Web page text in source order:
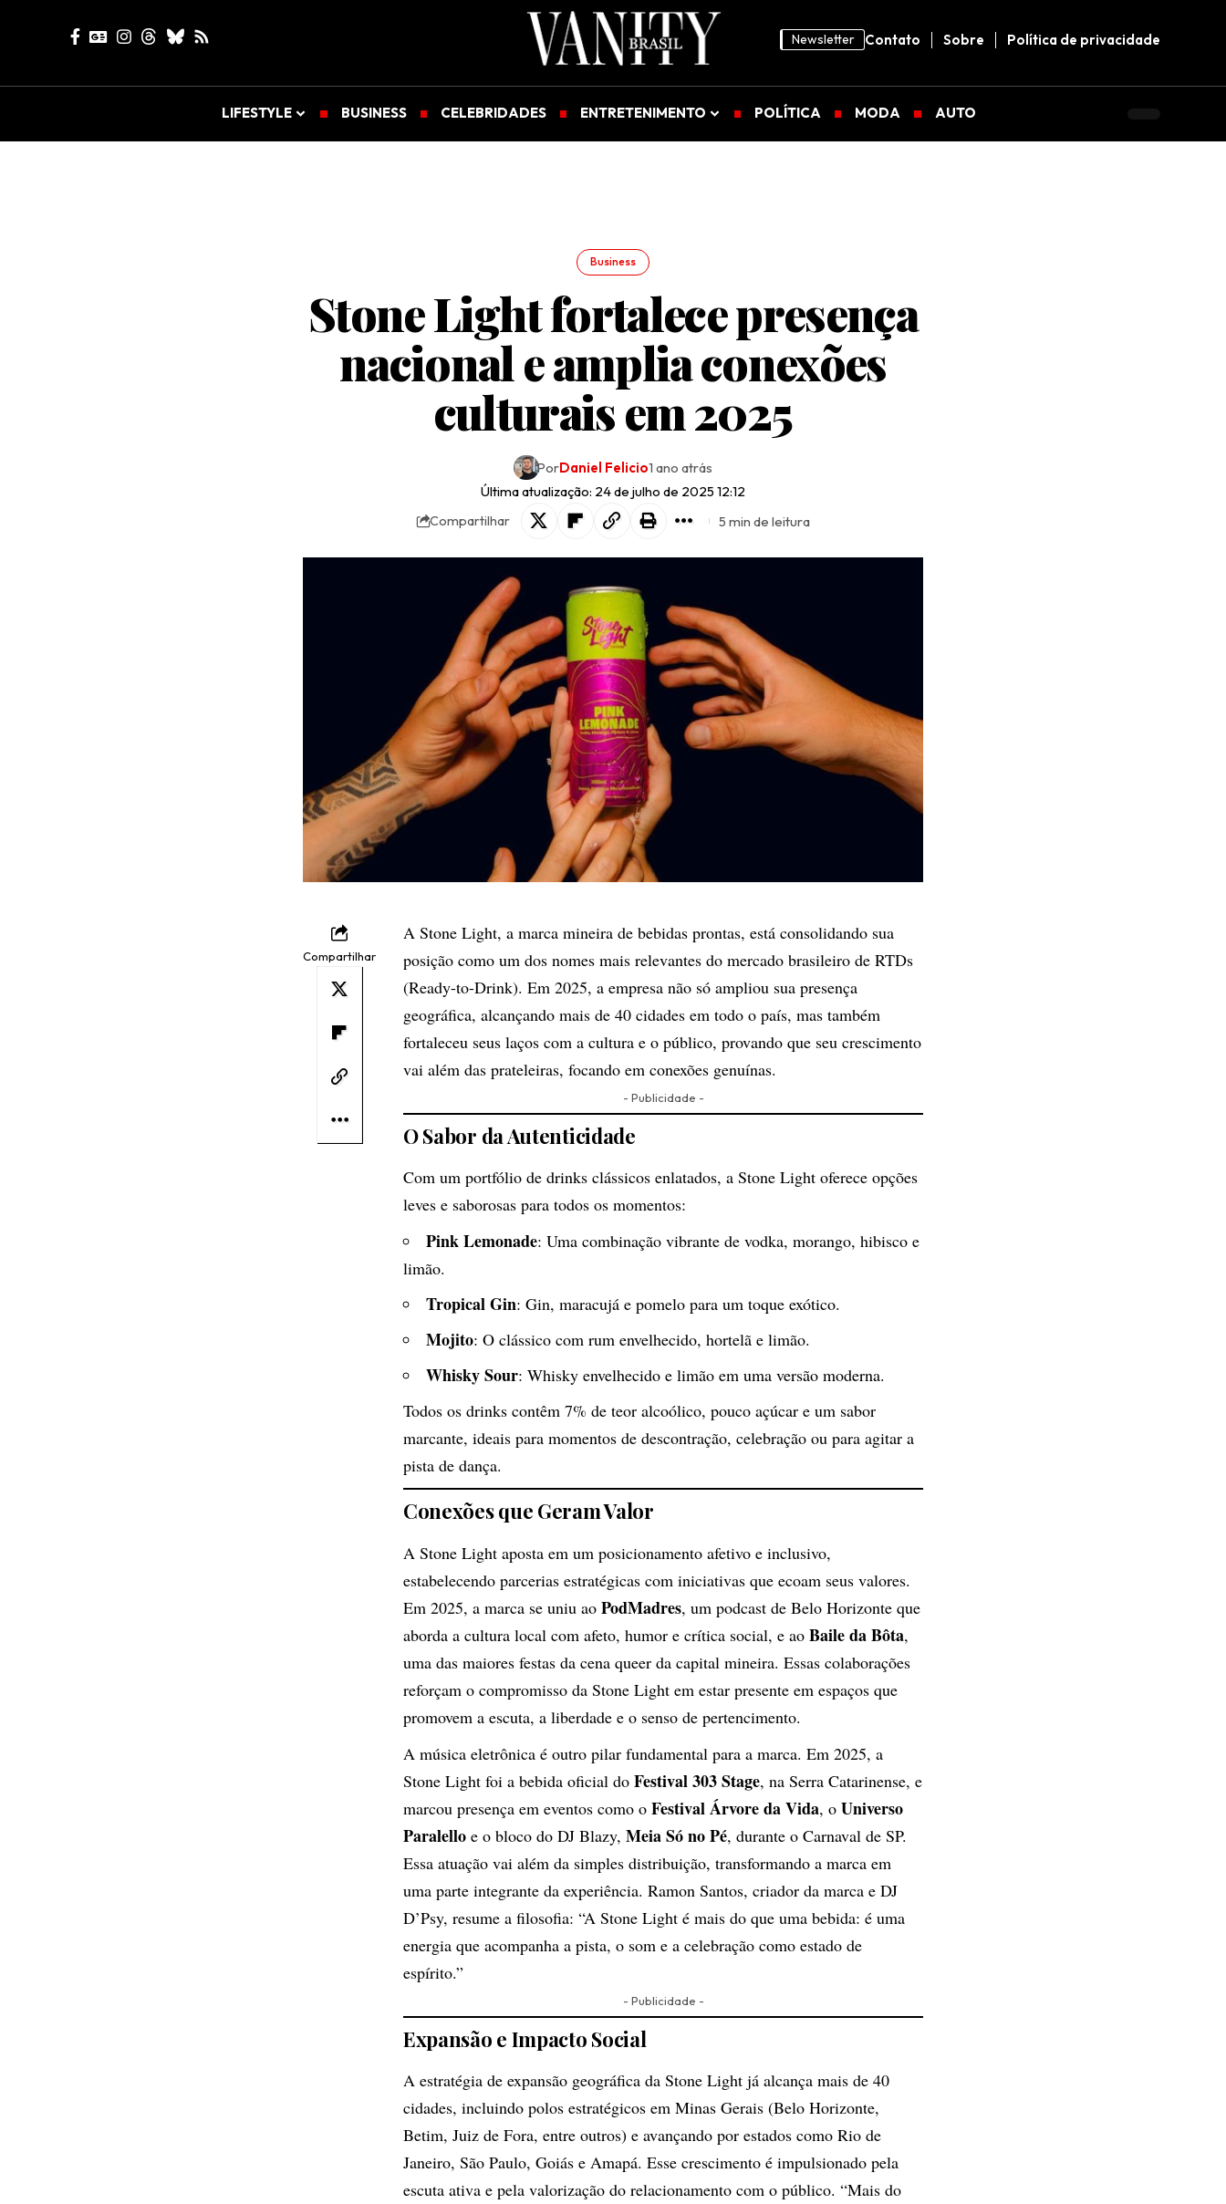
Newsletter Contato Sobre Política de privacidade
LIFESTYLE BUSINESS CELEBRIDADES ENTRETENIMENTO POLÍTICA MODA AUTO
Business
Stone Light fortalece presença
nacional e amplia conexões
culturais em 2025
Última atualização: 24 de julho de 2025 12:12
PorDaniel Felicio1 ano atrás
Compartilhar 5 min de leitura
Compartilhar
A Stone Light, a marca mineira de bebidas prontas, está consolidando sua
posição como um dos nomes mais relevantes do mercado brasileiro de RTDs
(Ready-to-Drink). Em 2025, a empresa não só ampliou sua presença
geográfica, alcançando mais de 40 cidades em todo o país, mas também
fortaleceu seus laços com a cultura e o público, provando que seu crescimento
vai além das prateleiras, focando em conexões genuínas.
- Publicidade -
O Sabor da Autenticidade
Com um portfólio de drinks clássicos enlatados, a Stone Light oferece opções
leves e saborosas para todos os momentos:
Pink Lemonade: Uma combinação vibrante de vodka, morango, hibisco e
limão.
Tropical Gin: Gin, maracujá e pomelo para um toque exótico.
Mojito: O clássico com rum envelhecido, hortelã e limão.
Whisky Sour: Whisky envelhecido e limão em uma versão moderna.
Todos os drinks contêm 7% de teor alcoólico, pouco açúcar e um sabor
marcante, ideais para momentos de descontração, celebração ou para agitar a
pista de dança.
Conexões que Geram Valor
A Stone Light aposta em um posicionamento afetivo e inclusivo,
estabelecendo parcerias estratégicas com iniciativas que ecoam seus valores.
Em 2025, a marca se uniu ao PodMadres, um podcast de Belo Horizonte que
aborda a cultura local com afeto, humor e crítica social, e ao Baile da Bôta,
uma das maiores festas da cena queer da capital mineira. Essas colaborações
reforçam o compromisso da Stone Light em estar presente em espaços que
promovem a escuta, a liberdade e o senso de pertencimento.
A música eletrônica é outro pilar fundamental para a marca. Em 2025, a
Stone Light foi a bebida oficial do Festival 303 Stage, na Serra Catarinense, e
marcou presença em eventos como o Festival Árvore da Vida, o Universo
Paralello e o bloco do DJ Blazy, Meia Só no Pé, durante o Carnaval de SP.
Essa atuação vai além da simples distribuição, transformando a marca em
uma parte integrante da experiência. Ramon Santos, criador da marca e DJ
D’Psy, resume a filosofia: “A Stone Light é mais do que uma bebida: é uma
energia que acompanha a pista, o som e a celebração como estado de
espírito.”
- Publicidade -
Expansão e Impacto Social
A estratégia de expansão geográfica da Stone Light já alcança mais de 40
cidades, incluindo polos estratégicos em Minas Gerais (Belo Horizonte,
Betim, Juiz de Fora, entre outros) e avançando por estados como Rio de
Janeiro, São Paulo, Goiás e Amapá. Esse crescimento é impulsionado pela
escuta ativa e pela valorização do relacionamento com o público. “Mais do